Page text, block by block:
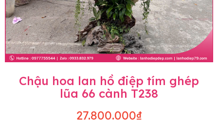
Chậu hoa lan hồ điệp tím ghép
lũa 66 cành T238
27.800.000₫